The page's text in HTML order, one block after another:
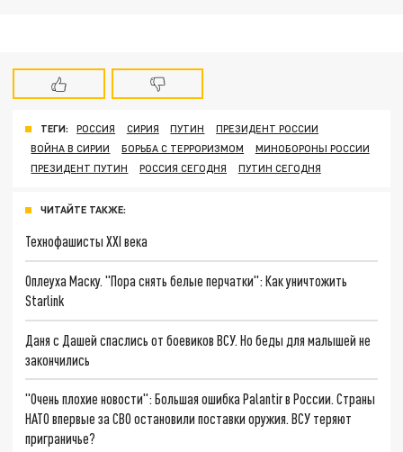
ТЕГИ: РОССИЯ СИРИЯ ПУТИН
ПРЕЗИДЕНТ РОССИИ
ВОЙНА В СИРИИ
БОРЬБА С ТЕРРОРИЗМОМ
МИНОБОРОНЫ РОССИИ
ПРЕЗИДЕНТ ПУТИН
РОССИЯ СЕГОДНЯ ПУТИН СЕГОДНЯ
ЧИТАЙТЕ ТАКЖЕ:
Технофашисты XXI века
Оплеуха Маску. "Пора снять белые перчатки": Как уничтожить
Starlink
Даня с Дашей спаслись от боевиков ВСУ. Но беды для малышей не
закончились
"Очень плохие новости": Большая ошибка Palantir в России. Страны
НАТО впервые за СВО остановили поставки оружия. ВСУ теряют
приграничье?